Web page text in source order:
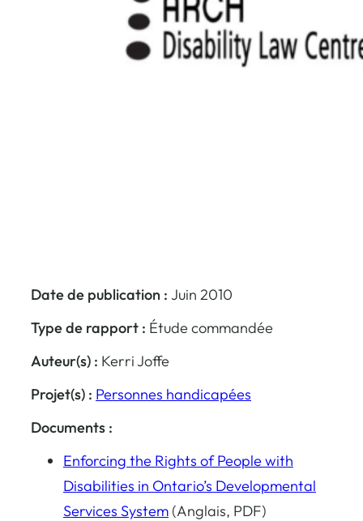
Date de publication : Juin 2010
Type de rapport : Étude commandée
Auteur(s) : Kerri Joffe
Projet(s) : Personnes handicapées
Documents :
Enforcing the Rights of People with
Disabilities in Ontario’s Developmental
Services System (Anglais, PDF)